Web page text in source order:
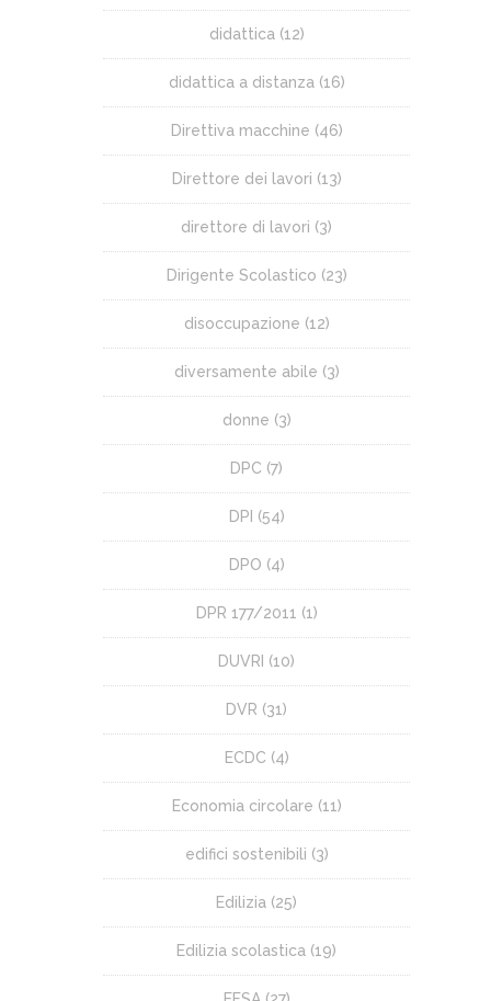
didattica(12)
didattica a distanza(16)
Direttiva macchine (46)
Direttore dei lavori (13)
direttore di lavori (3)
Dirigente Scolastico (23)
disoccupazione (12)
diversamente abile (3)
donne (3)
DPC (7)
DPI (54)
DPO (4)
DPR 177/2011 (1)
DUVRI (10)
DVR (31)
ECDC (4)
Economia circolare (11)
edifici sostenibili (3)
Edilizia (25)
Edilizia scolastica (19)